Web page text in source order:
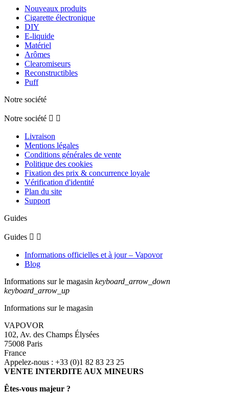
Nouveaux produits
Cigarette électronique
DIY
E-liquide
Matériel
Arômes
Clearomiseurs
Reconstructibles
Puff
Notre société
Notre société  
Livraison
Mentions légales
Conditions générales de vente
Politique des cookies
Fixation des prix & concurrence loyale
Vérification d'identité
Plan du site
Support
Guides
Guides  
Informations officielles et à jour – Vapovor
Blog
Informations sur le magasin keyboard_arrow_down
keyboard_arrow_up
Informations sur le magasin
VAPOVOR
102, Av. des Champs Élysées
75008 Paris
France
Appelez-nous : +33 (0)1 82 83 23 25
VENTE INTERDITE AUX MINEURS
Êtes-vous majeur ?